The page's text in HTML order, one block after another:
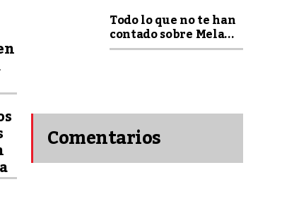
Todo lo que no te han
contado sobre Mela...
Comentarios